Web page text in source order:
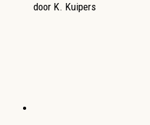
door K. Kuipers